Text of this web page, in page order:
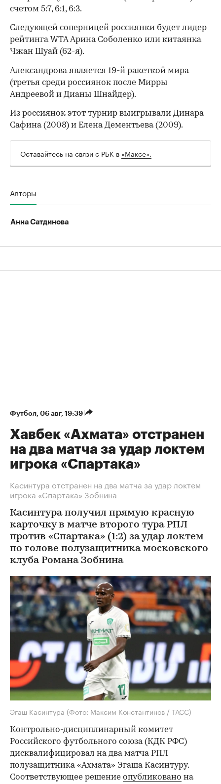
счетом 5:7, 6:1, 6:3.
Следующей соперницей россиянки будет лидер
рейтинга WTA Арина Соболенко или китаянка
Чжан Шуай (62-я).
00:00 / 00:00
Александрова является 19-й ракеткой мира
(третья среди россиянок после Мирры
Андреевой и Дианы Шнайдер).
Из россиянок этот турнир выигрывали Динара
Сафина (2008) и Елена Дементьева (2009).
Оставайтесь на связи с РБК в «Максе».
Авторы
Анна Сатдинова
Футбол 06 авг, 19:39
Хавбек «Ахмата» отстранен
на два матча за удар локтем
игрока «Спартака»
Касинтура отстранен на два матча за удар локтем
игрока «Спартака» Зобнина
Касинтура получил прямую красную
карточку в матче второго тура РПЛ
против «Спартака» (1:2) за удар локтем
по голове полузащитника московского
клуба Романа Зобнина
Эгаш Касинтура (Фото: Максим Константинов / ТАСС)
Контрольно-дисциплинарный комитет
Российского футбольного союза (КДК РФС)
дисквалифицировал на два матча РПЛ
полузащитника «Ахмата» Эгаша Касинтуру.
Соответствующее решение опубликовано на